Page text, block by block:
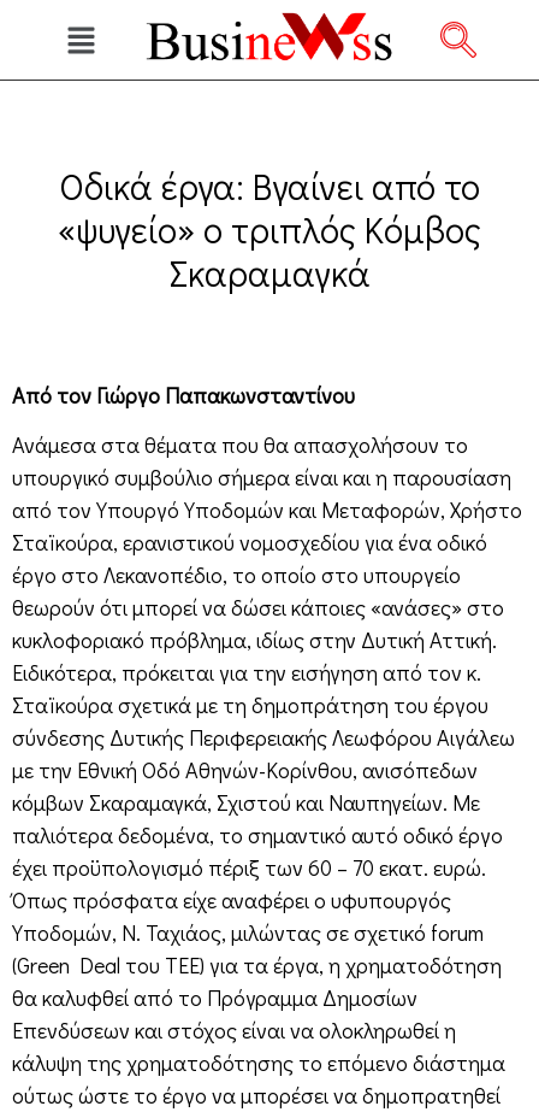
Οδικά έργα: Βγαίνει από το
«ψυγείο» ο τριπλός Κόμβος
Σκαραμαγκά
Από τον Γιώργο Παπακωνσταντίνου
Ανάμεσα στα θέματα που θα απασχολήσουν το
υπουργικό συμβούλιο σήμερα είναι και η παρουσίαση
από τον Υπουργό Υποδομών και Μεταφορών, Χρήστο
Σταïκούρα, ερανιστικού νομοσχεδίου για ένα οδικό
έργο στο Λεκανοπέδιο, το οποίο στο υπουργείο
θεωρούν ότι μπορεί να δώσει κάποιες «ανάσες» στο
κυκλοφοριακό πρόβλημα, ιδίως στην Δυτική Αττική.
Ειδικότερα, πρόκειται για την εισήγηση από τον κ.
Σταïκούρα σχετικά με τη δημοπράτηση του έργου
σύνδεσης Δυτικής Περιφερειακής Λεωφόρου Αιγάλεω
με την Εθνική Οδό Αθηνών-Κορίνθου, ανισόπεδων
κόμβων Σκαραμαγκά, Σχιστού και Ναυπηγείων. Με
παλιότερα δεδομένα, το σημαντικό αυτό οδικό έργο
έχει προϋπολογισμό πέριξ των 60 – 70 εκατ. ευρώ.
Όπως πρόσφατα είχε αναφέρει ο υφυπουργός
Υποδομών, Ν. Ταχιάος, μιλώντας σε σχετικό forum
(Green Deal του ΤΕΕ) για τα έργα, η χρηματοδότηση
θα καλυφθεί από το Πρόγραμμα Δημοσίων
Επενδύσεων και στόχος είναι να ολοκληρωθεί η
κάλυψη της χρηματοδότησης το επόμενο διάστημα
ούτως ώστε το έργο να μπορέσει να δημοπρατηθεί